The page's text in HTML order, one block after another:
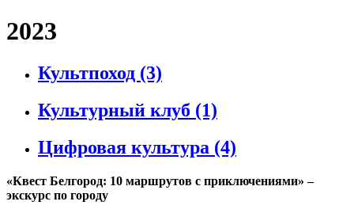
2023
Культпоход (3)
Культурный клуб (1)
Цифровая культура (4)
«Квест Белгород: 10 маршрутов с приключениями» –
экскурс по городу